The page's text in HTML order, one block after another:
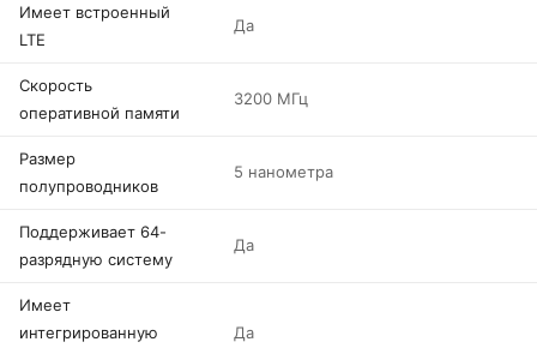
Имеет встроенный
LTE
Да
Скорость
оперативной памяти
3200 МГц
Размер
полупроводников
5 нанометра
Поддерживает 64-
разрядную систему
Да
Имеет
интегрированную
Да